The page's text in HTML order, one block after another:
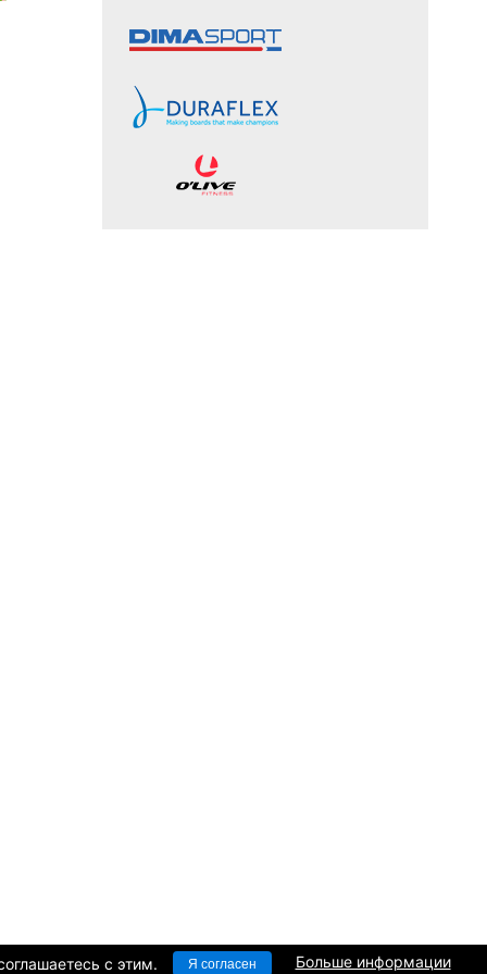
c этим. Я согласен Больше информации